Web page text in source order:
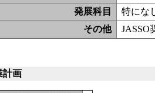
発展科目
特にな
その他
JASSO
計画